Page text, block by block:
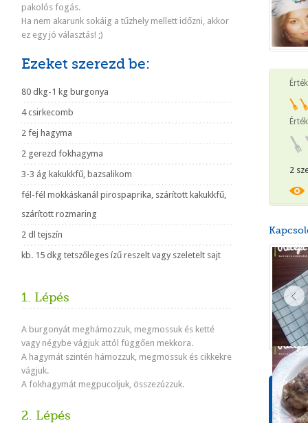
pakolós fogás.
Ha nem akarunk sokáig a tűzhely mellett időzni, akkor
ez egy jó választás! ;)
Ezeket szerezd be:
80 dkg-1 kg burgonya
4 csirkecomb
2 fej hagyma
2 gerezd fokhagyma
3-3 ág kakukkfű, bazsalikom
fél-fél mokkáskanál pirospaprika, szárított kakukkfű,
szárított rozmaring
2 dl tejszín
kb. 15 dkg tetszőleges ízű reszelt vagy szeletelt sajt
1. Lépés
A burgonyát meghámozzuk, megmossuk és ketté
vagy négybe vágjuk attól függően mekkora.
A hagymát szintén hámozzuk, megmossuk és cikkekre
vágjuk.
A fokhagymát megpucoljuk, összezúzzuk.
2. Lépés
2
1